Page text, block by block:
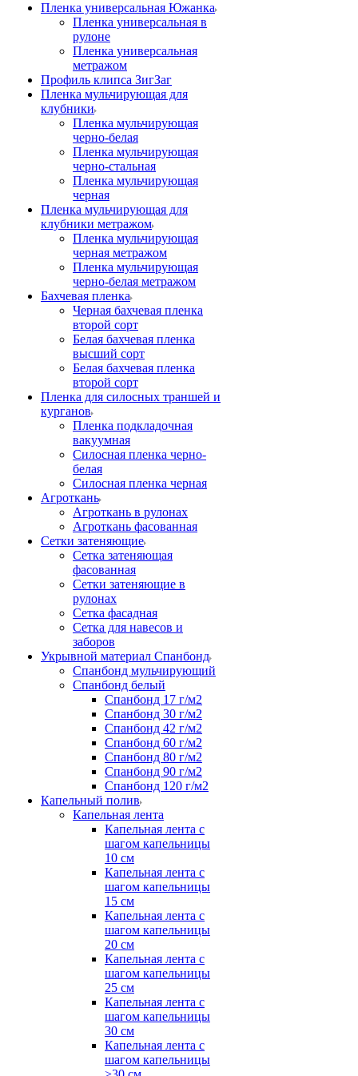
Пленка универсальная Южанка
Пленка универсальная в
рулоне
Пленка универсальная
метражом
Профиль клипса ЗигЗаг
Пленка мульчирующая для
клубники
Пленка мульчирующая
черно-белая
Пленка мульчирующая
черно-стальная
Пленка мульчирующая
черная
Пленка мульчирующая для
клубники метражом
Пленка мульчирующая
черная метражом
Пленка мульчирующая
черно-белая метражом
Бахчевая пленка
Черная бахчевая пленка
второй сорт
Белая бахчевая пленка
высший сорт
Белая бахчевая пленка
второй сорт
Пленка для силосных траншей и
курганов
Пленка подкладочная
вакуумная
Силосная пленка черно-
белая
Силосная пленка черная
Агроткань
Агроткань в рулонах
Агроткань фасованная
Сетки затеняющие
Сетка затеняющая
фасованная
Сетки затеняющие в
рулонах
Сетка фасадная
Сетка для навесов и
заборов
Укрывной материал Спанбонд
Спанбонд мульчирующий
Спанбонд белый
Спанбонд 17 г/м2
Спанбонд 30 г/м2
Спанбонд 42 г/м2
Спанбонд 60 г/м2
Спанбонд 80 г/м2
Спанбонд 90 г/м2
Спанбонд 120 г/м2
Капельный полив
Капельная лента
Капельная лента с
шагом капельницы
10 см
Капельная лента с
шагом капельницы
15 см
Капельная лента с
шагом капельницы
20 см
Капельная лента с
шагом капельницы
25 см
Капельная лента с
шагом капельницы
30 см
Капельная лента с
шагом капельницы